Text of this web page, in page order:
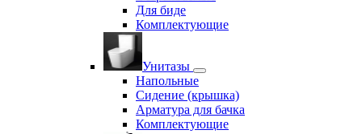
Для биде
Комплектующие
Унитазы
Напольные
Сидение (крышка)
Арматура для бачка
Комплектующие